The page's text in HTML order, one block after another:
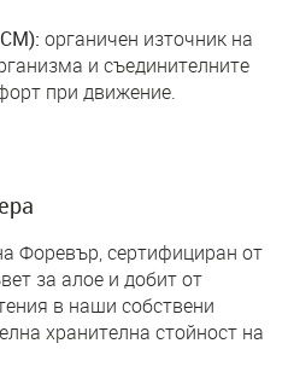
органичен източник на
и съединителните
при движение.
Форевър, сертифициран от
за алое и добит от
в наши собствени
хранителна стойност на